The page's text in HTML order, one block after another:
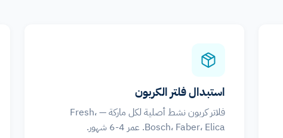
استبدال فلتر الكربون
فلاتر كربون نشط أصلية لكل ماركة — Fresh،
Bosch، Faber، Elica. عمر 4-6 شهور.